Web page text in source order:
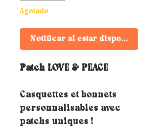
Agotado
Notificar al estar disponible
Patch LOVE & PEACE
Casquettes et bonnets
personnalisables avec
patchs uniques !